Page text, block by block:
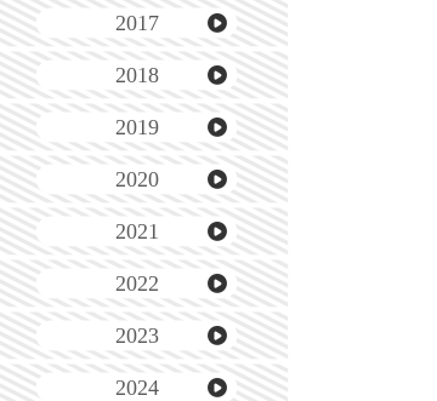
2017
2018
2019
2020
2021
2022
2023
2024